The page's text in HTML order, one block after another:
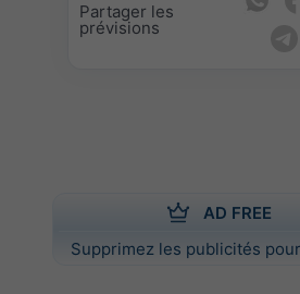
Partager les
prévisions
AD FREE
Supprimez les publicités